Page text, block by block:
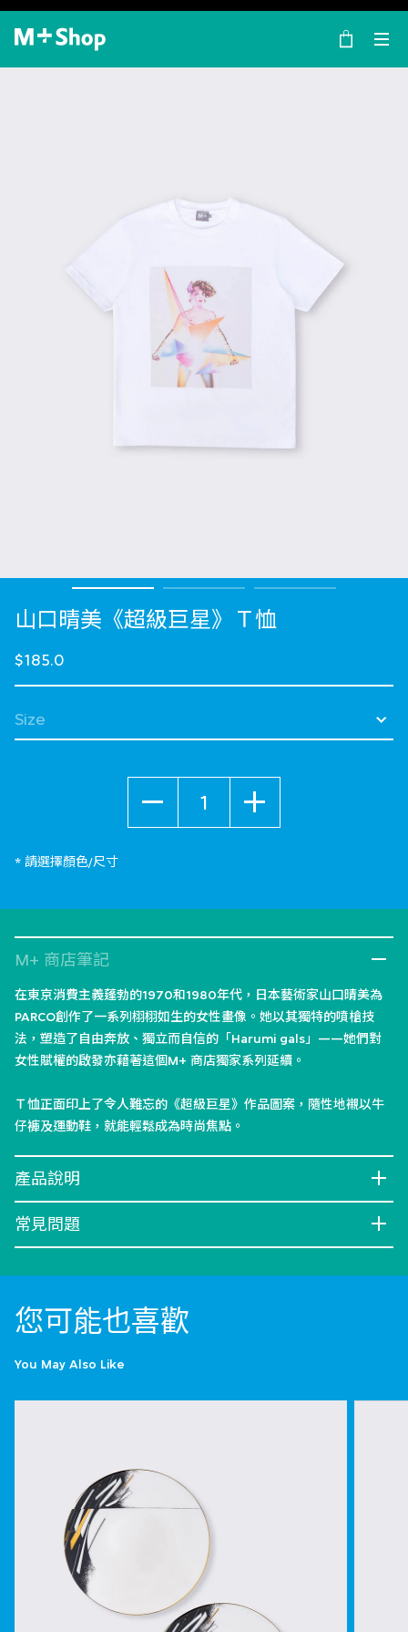
×
M+ Shop
山口晴美《超級巨星》Ｔ恤
$185.0
選擇 Size
* 請選擇顏色/尺寸
M+ 商店筆記
在東京消費主義蓬勃的1970和1980年代，日本藝術家山口晴美為
PARCO創作了一系列栩栩如生的女性畫像。她以其獨特的噴槍技
法，塑造了自由奔放、獨立而自信的「Harumi gals」——她們對
女性賦權的啟發亦藉著這個M+ 商店獨家系列延續。
Ｔ恤正面印上了令人難忘的《超級巨星》作品圖案，隨性地襯以牛
仔褲及運動鞋，就能輕鬆成為時尚焦點。
產品說明
常見問題
您可能也喜歡
You May Also Like